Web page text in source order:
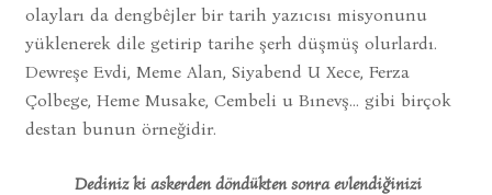
olayları da dengbêjler bir tarih yazıcısı misyonunu
yüklenerek dile getirip tarihe şerh düşmüş olurlardı.
Dewreşe Evdi, Meme Alan, Siyabend U Xece, Ferza
Çolbege, Heme Musake, Cembeli u Bınevş… gibi birçok
destan bunun örneğidir.
Dediniz ki askerden döndükten sonra evlendiğinizi